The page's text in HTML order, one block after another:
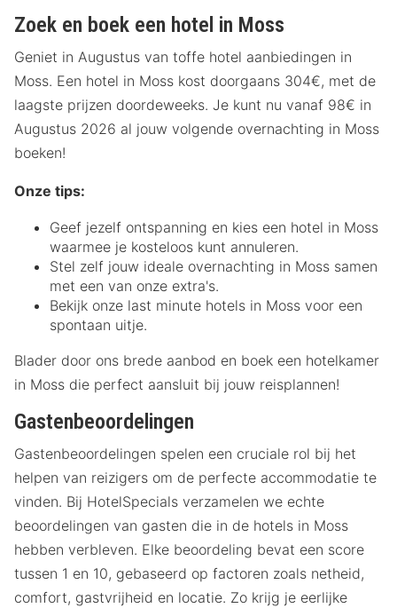
Zoek en boek een hotel in Moss
Geniet in Augustus van toffe hotel aanbiedingen in
Moss. Een hotel in Moss kost doorgaans 304€, met de
laagste prijzen doordeweeks. Je kunt nu vanaf 98€ in
Augustus 2026 al jouw volgende overnachting in Moss
boeken!
Onze tips:
Geef jezelf ontspanning en kies een hotel in Moss
waarmee je kosteloos kunt annuleren.
Stel zelf jouw ideale overnachting in Moss samen
met een van onze extra's.
Bekijk onze last minute hotels in Moss voor een
spontaan uitje.
Blader door ons brede aanbod en boek een hotelkamer
in Moss die perfect aansluit bij jouw reisplannen!
Gastenbeoordelingen
Gastenbeoordelingen spelen een cruciale rol bij het
helpen van reizigers om de perfecte accommodatie te
vinden. Bij HotelSpecials verzamelen we echte
beoordelingen van gasten die in de hotels in Moss
hebben verbleven. Elke beoordeling bevat een score
tussen 1 en 10, gebaseerd op factoren zoals netheid,
comfort, gastvrijheid en locatie. Zo krijg je eerlijke